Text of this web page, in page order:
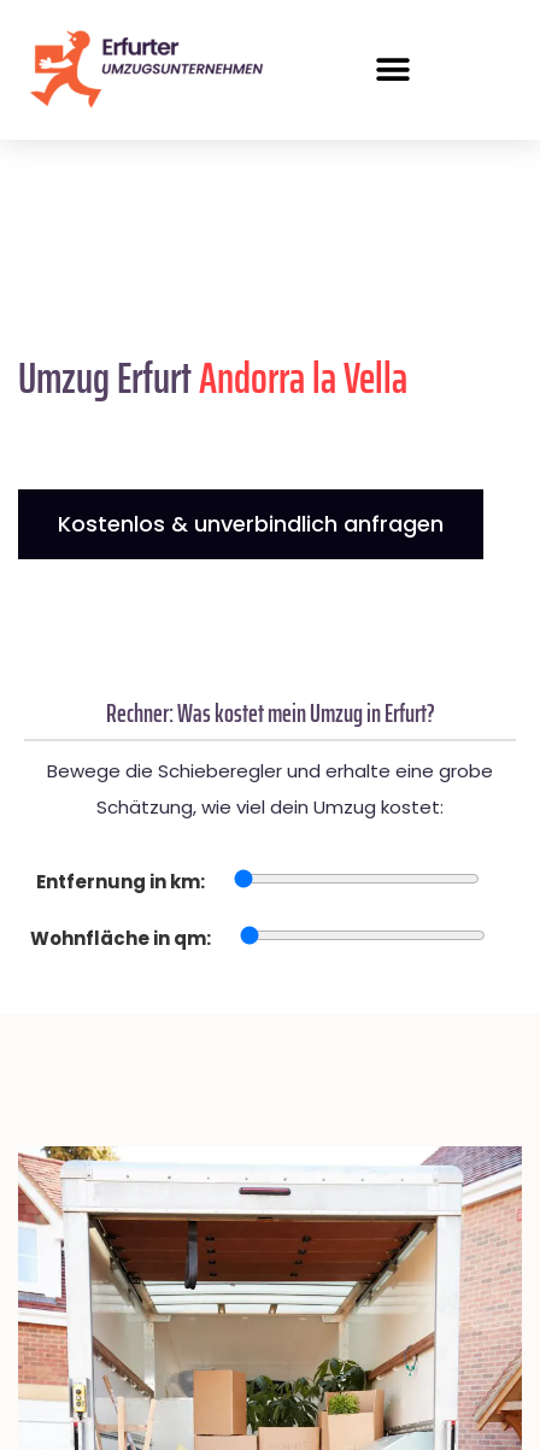
Umzug ErfurtAndorra la Vella
Kostenlos & unverbindlich anfragen
Rechner: Was kostet mein Umzug in Erfurt?
Bewege die Schieberegler und erhalte eine grobe
Schätzung, wie viel dein Umzug kostet:
Entfernung in km:
Wohnfläche in qm: